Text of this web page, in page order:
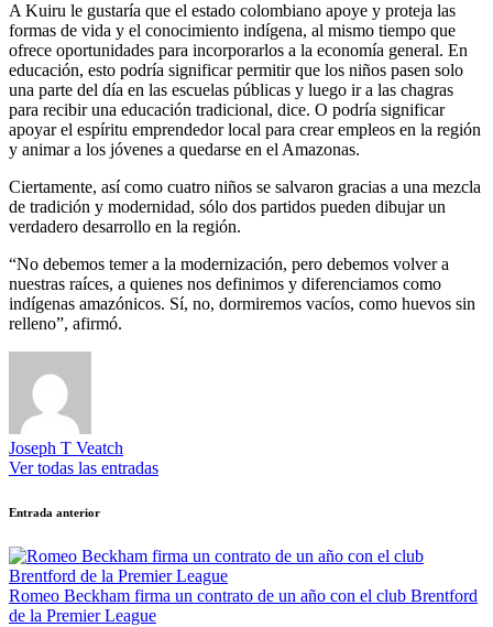
A Kuiru le gustaría que el estado colombiano apoye y proteja las
formas de vida y el conocimiento indígena, al mismo tiempo que
ofrece oportunidades para incorporarlos a la economía general. En
educación, esto podría significar permitir que los niños pasen solo
una parte del día en las escuelas públicas y luego ir a las chagras
para recibir una educación tradicional, dice. O podría significar
apoyar el espíritu emprendedor local para crear empleos en la región
y animar a los jóvenes a quedarse en el Amazonas.
Ciertamente, así como cuatro niños se salvaron gracias a una mezcla
de tradición y modernidad, sólo dos partidos pueden dibujar un
verdadero desarrollo en la región.
“No debemos temer a la modernización, pero debemos volver a
nuestras raíces, a quienes nos definimos y diferenciamos como
indígenas amazónicos. Sí, no, dormiremos vacíos, como huevos sin
relleno”, afirmó.
Joseph T Veatch
Ver todas las entradas
Navegación
de
entradas
Entrada anterior
Romeo Beckham firma un contrato de un año con el club Brentford
de la Premier League